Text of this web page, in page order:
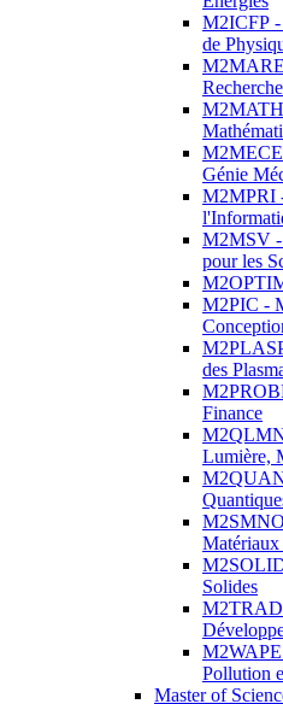
M2ICFP -
de
Recherche
Génie
M2MPRI
M2MSV -
pour les
M2PIC -
des
Finance
Lumière,
Matériaux
Solides
Pollution
Master of